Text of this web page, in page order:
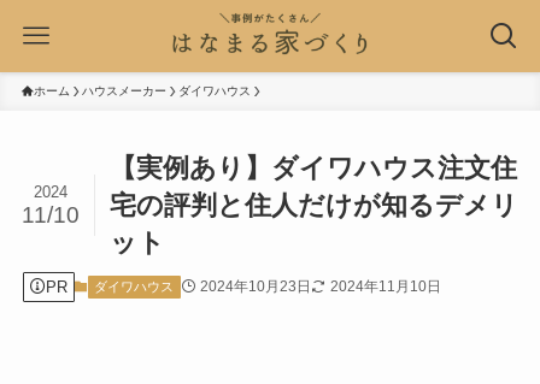
ホーム ハウスメーカー ダイワハウス
【実例あり】ダイワハウス注文住
宅の評判と住人だけが知るデメリ
ット
2024
11/10
PR ダイワハウス 2024年10月23日 2024年11月10日